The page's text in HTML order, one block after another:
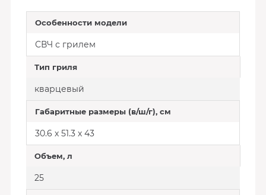
Особенности модели
СВЧ с грилем
Тип гриля
кварцевый
Габаритные размеры (в/ш/г), см
30.6 х 51.3 х 43
Объем, л
25